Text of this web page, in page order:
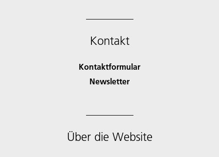
Kontakt
Kontaktformular
Newsletter
Über die Website